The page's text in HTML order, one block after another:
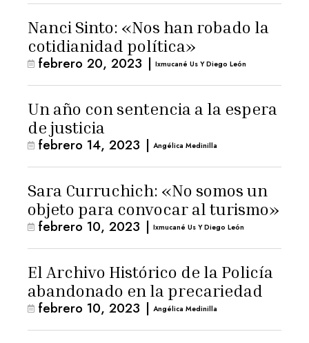
Nanci Sinto: «Nos han robado la
cotidianidad política»
febrero 20, 2023 | Ixmucané Us Y Diego León
Un año con sentencia a la espera
de justicia
febrero 14, 2023 | Angélica Medinilla
Sara Curruchich: «No somos un
objeto para convocar al turismo»
febrero 10, 2023 | Ixmucané Us Y Diego León
El Archivo Histórico de la Policía
abandonado en la precariedad
febrero 10, 2023 | Angélica Medinilla